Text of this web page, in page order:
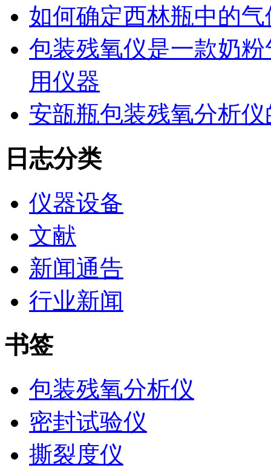
如何确定西林瓶中的
包装残氧仪是一款奶
用仪器
安瓿瓶包装残氧分析
日志分类
仪器设备
文献
新闻通告
行业新闻
书签
包装残氧分析仪
密封试验仪
撕裂度仪